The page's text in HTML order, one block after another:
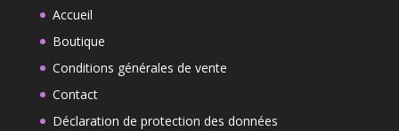
Accueil
Boutique
Conditions générales de vente
Contact
Déclaration de protection des données